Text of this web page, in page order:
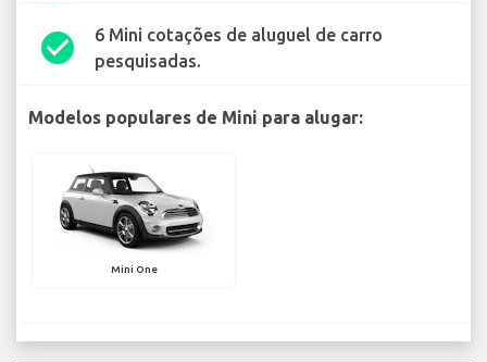
check_circle
6 Mini cotações de aluguel de carro
pesquisadas.
Modelos populares de Mini para alugar:
Mini One